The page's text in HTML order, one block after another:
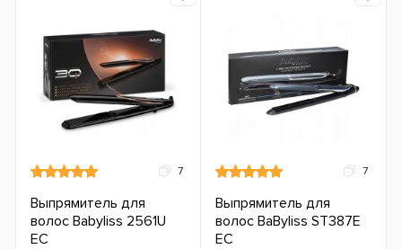
7
Выпрямитель для
волос Babyliss 2561U
ЕС
7
Выпрямитель для
волос BaByliss ST387E
ЕС